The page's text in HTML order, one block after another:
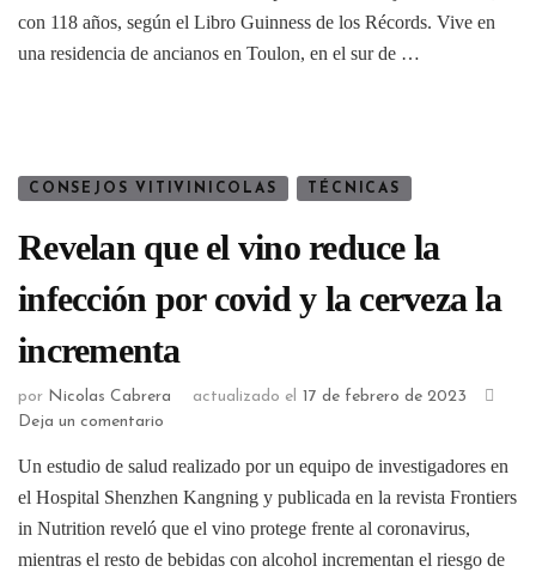
con 118 años, según el Libro Guinness de los Récords. Vive en
una residencia de ancianos en Toulon, en el sur de …
CONSEJOS VITIVINICOLAS TÉCNICAS
Revelan que el vino reduce la
infección por covid y la cerveza la
incrementa
por Nicolas Cabrera actualizado el 17 de febrero de 2023
Deja un comentario
Un estudio de salud realizado por un equipo de investigadores en
el Hospital Shenzhen Kangning y publicada en la revista Frontiers
in Nutrition reveló que el vino protege frente al coronavirus,
mientras el resto de bebidas con alcohol incrementan el riesgo de